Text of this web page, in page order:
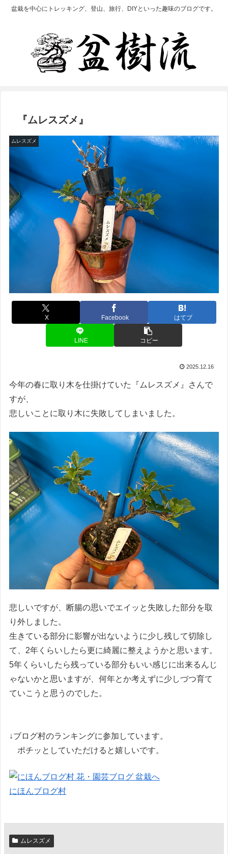
盆栽を中心にトレッキング、登山、旅行、DIYといった趣味のブログです。
『ムレスズメ』
ムレスズメ
X Facebook はてブ
LINE コピー
2025.12.16
今年の春に取り木を仕掛けていた『ムレスズメ』さんで
すが、
悲しいことに取り木に失敗してしまいました。
悲しいですが、断腸の思いでエイッと失敗した部分を取
り外しました。
生きている部分に影響が出ないように少し残して切除し
て、2年くらいしたら更に綺麗に整えようかと思います。
5年くらいしたら残っている部分もいい感じに出来るんじ
ゃないかと思いますが、何年とか考えずに少しづつ育て
ていこうと思うのでした。
↓ブログ村のランキングに参加しています。
ポチッとしていただけると嬉しいです。
にほんブログ村
ムレスズメ